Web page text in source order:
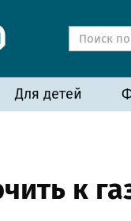
Для детей
к